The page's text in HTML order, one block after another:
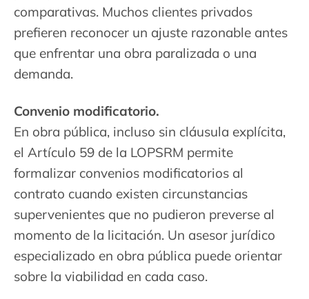
comparativas. Muchos clientes privados
prefieren reconocer un ajuste razonable antes
que enfrentar una obra paralizada o una
demanda.
Convenio modificatorio.
En obra pública, incluso sin cláusula explícita,
el Artículo 59 de la LOPSRM permite
formalizar convenios modificatorios al
contrato cuando existen circunstancias
supervenientes que no pudieron preverse al
momento de la licitación. Un asesor jurídico
especializado en obra pública puede orientar
sobre la viabilidad en cada caso.